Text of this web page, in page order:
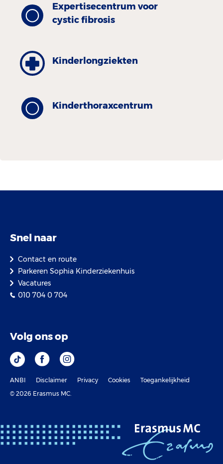
Expertisecentrum voor
cystic fibrosis
Kinder­longziekten
Kinder­thorax­centrum
Snel naar
Contact en route
Parkeren Sophia Kinderziekenhuis
Vacatures
010 704 0 704
Volg ons op
ANBI Disclaimer Privacy Cookies
Toegankelijkheid
© 2026 Erasmus MC.